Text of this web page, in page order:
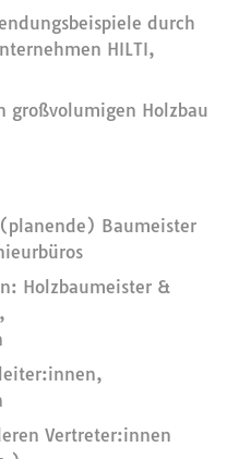
durch
HILTI,
großvolumigen Holzbau
Baumeister
Holzbaumeister &
Vertreter:innen